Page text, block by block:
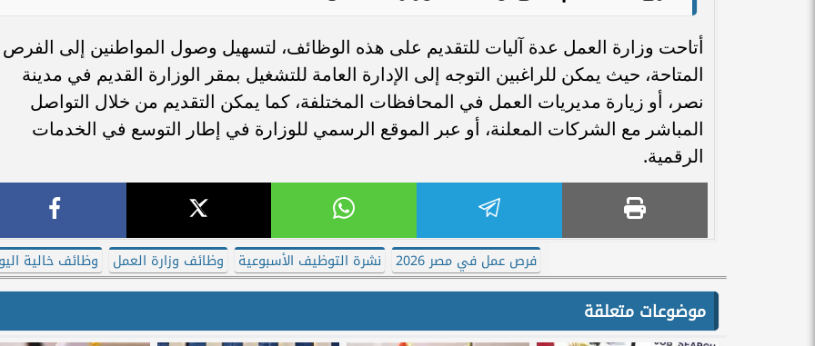
أتاحت وزارة العمل عدة آليات للتقديم على هذه الوظائف، لتسهيل وصول المواطنين إلى الفرص
المتاحة، حيث يمكن للراغبين التوجه إلى الإدارة العامة للتشغيل بمقر الوزارة القديم في مدينة
نصر، أو زيارة مديريات العمل في المحافظات المختلفة، كما يمكن التقديم من خلال التواصل
المباشر مع الشركات المعلنة، أو عبر الموقع الرسمي للوزارة في إطار التوسع في الخدمات
الرقمية.
فرص عمل في مصر 2026 نشرة التوظيف الأسبوعية وظائف وزارة العمل وظائف خالية
موضوعات متعلقة